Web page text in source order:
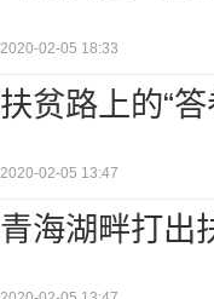
2020-02-05 18:33
扶贫路上的“答
2020-02-05 13:47
青海湖畔打出